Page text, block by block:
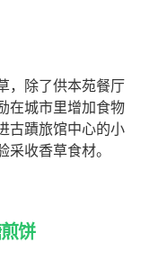
，除了供本苑餐厅
在城市里增加食物
古蹟旅馆中心的小
收香草食材。
饼